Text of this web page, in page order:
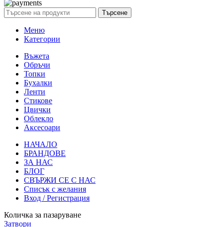
Търсене
Меню
Категории
Въжета
Обръчи
Топки
Бухалки
Ленти
Стикове
Цвички
Облекло
Аксесоари
НАЧАЛО
БРАНДОВЕ
ЗА НАС
БЛОГ
СВЪРЖИ СЕ С НАС
Списък с желания
Вход / Регистрация
Количка за пазаруване
Затвори